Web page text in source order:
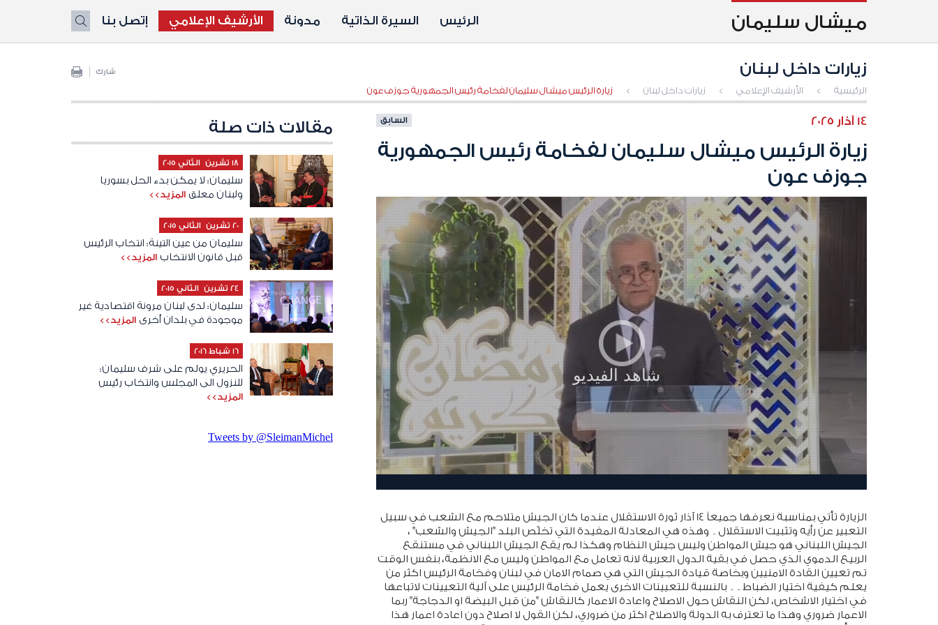
ميشال سليمان الرئيس السيرة الذاتية مدونة الأرشيف الإعلامي إتصل بنا X
شارك زيارات داخل لبنان
الرئيسية > الأرشيف الإعلامي > زيارات داخل لبنان > زيارة الرئيس ميشال سليمان لفخامة رئيس الجمهورية جوزف عون
14 آذار 2025 السابق
زيارة الرئيس ميشال سليمان لفخامة رئيس الجمهورية
جوزف عون
الزيارة تأتي بمناسبة نعرفها جميعاً 14 آذار ثورة الاستقلال عندما كان الجيش متلاحم مع الشعب في سبيل
التعبير عن رأيه وتثبيت الاستقلال۔ وهذه هي المعادلة المفيدة التي تخلّص البلد "الجيش والشعب" ،
الجيش اللبناني هو جيش المواطن وليس جيش النظام وهكذا لم يقع الجيش اللبناني في مستنقع
الربيع الدموي الذي حصل في بقية الدول العربية لانه تعامل مع المواطن وليس مع الانظمة، بنفس الوقت
تم تعيين القادة الامنيين وبخاصة قيادة الجيش التي هي صمام الامان في لبنان وفخامة الرئيس اكثر من
يعلم كيفية اختيار الضباط۔۔ بالنسبة للتعيينات الاخرى يعمل فخامة الرئيس على آلية التعيينات لاتباعها
في اختيار الاشخاص، لكن النقاش حول الاصلاح واعادة الاعمار كالنقاش "من قبل البيضة او الدجاجة" ربما
الاعمار ضروري وهذا ما تعترف به الدولة والاصلاح اكثر من ضروري، لكن القول لا اصلاح دون اعادة اعمار هذا
مقالات ذات صلة
18 تشرين الثاني 2015
سليمان: لا يمكن بدء الحل بسوريا
ولبنان معلق المزيد>>
20 تشرين الثاني 2015
سليمان من عين التينة: انتخاب الرئيس
قبل قانون الانتخاب المزيد>>
24 تشرين الثاني 2015
سليمان: لدى لبنان مرونة اقتصادية غير
موجودة في بلدان أخرى المزيد>>
16 شباط 2016
الحريري يولم على شرف سليمان:
للنزول الى المجلس وانتخاب رئيس
المزيد>>
Tweets by @SleimanMichel